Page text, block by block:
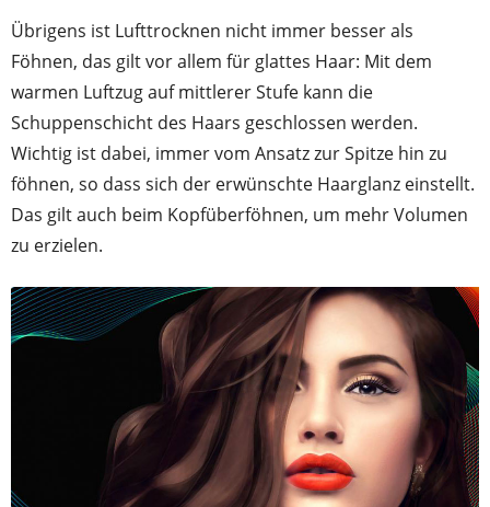
Übrigens ist Lufttrocknen nicht immer besser als
Föhnen, das gilt vor allem für glattes Haar: Mit dem
warmen Luftzug auf mittlerer Stufe kann die
Schuppenschicht des Haars geschlossen werden.
Wichtig ist dabei, immer vom Ansatz zur Spitze hin zu
föhnen, so dass sich der erwünschte Haarglanz einstellt.
Das gilt auch beim Kopfüberföhnen, um mehr Volumen
zu erzielen.